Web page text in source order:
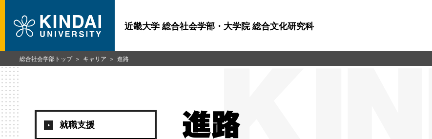
近畿大学 総合社会学部・大学院 総合文化研究科
就職支援 進路
総合社会学部トップ キャリア 進路